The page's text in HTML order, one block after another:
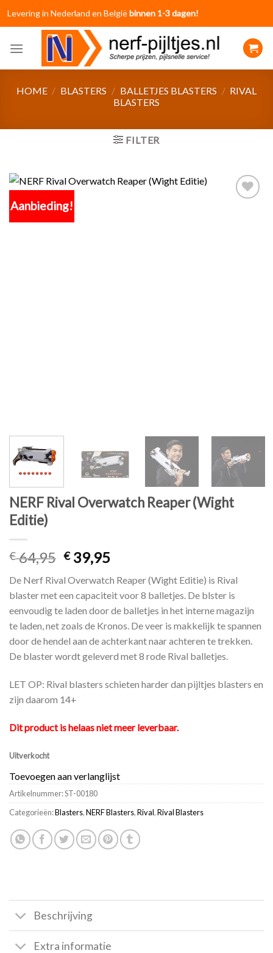
Levering in Nederland en Belgiëbinnen 1-3 dagen!
HOME / BLASTERS / BALLETJES BLASTERS / RIVAL
BLASTERS
FILTER
Aanbieding!
NERF Rival Overwatch Reaper (Wight
Editie)
€64,95 €39,95
De Nerf Rival Overwatch Reaper (Wight Editie) is Rival
blaster met een capaciteit voor 8 balletjes. De blster is
eenvoudig te laden door de balletjes in het interne magazijn
te laden, net zoals de Kronos. De veer is makkelijk te spannen
door de hendel aan de achterkant naar achteren te trekken.
De blaster wordt geleverd met 8 rode Rival balletjes.
LET OP: Rival blasters schieten harder dan pijltjes blasters en
zijn daarom 14+
Dit product is helaas niet meer leverbaar.
Uitverkocht
Toevoegen aan verlanglijst
Artikelnummer:ST-00180
Categorieën:Blasters,NERF Blasters,Rival,Rival Blasters
Beschrijving
Extra informatie